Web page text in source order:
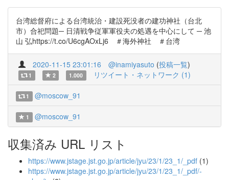
台湾総督府による台湾統治・建設死没者の建功神社（台北
市）合祀問題─ 日清戦争従軍軍役夫の処遇を中心にして ─ 池
山 弘https://t.co/U6cgAOxLj6 ＃海外神社 ＃台湾
2020-11-15 23:01:16 @inamiyasuto (投稿一覧)
1 2 1.000 リツイート・ネットワーク (1)
1 @moscow_91
1 @moscow_91
収集済み URL リスト
https://www.jstage.jst.go.jp/article/jyu/23/1/23_1/_pdf (1)
https://www.jstage.jst.go.jp/article/jyu/23/1/23_1/_pdf/-